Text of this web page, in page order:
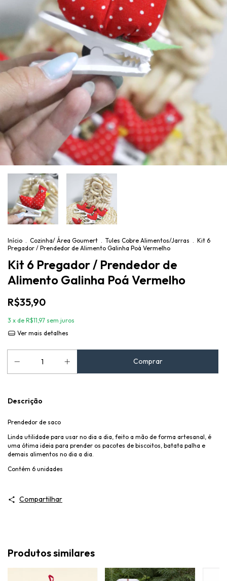
Início . Cozinha/ Área Goumert . Tules Cobre Alimentos/Jarras . Kit 6
Pregador / Prendedor de Alimento Galinha Poá Vermelho
Kit 6 Pregador / Prendedor de
Alimento Galinha Poá Vermelho
R$35,90
3 x de R$11,97 sem juros
Ver mais detalhes
Descrição
Prendedor de saco
Linda utilidade para usar no dia a dia, feito a mão de forma artesanal, é
uma ótima ideia para prender os pacotes de biscoitos, batata palha e
demais alimentos no dia a dia.
Contém 6 unidades
Compartilhar
Produtos similares